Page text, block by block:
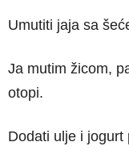
Umutiti jaja sa
Ja mutim žicom,
otopi.
Dodati ulje i jogurt